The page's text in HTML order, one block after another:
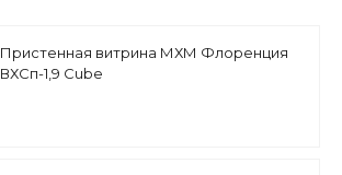
Пристенная витрина МХМ Флоренция
ВХСп-1,9 Cube